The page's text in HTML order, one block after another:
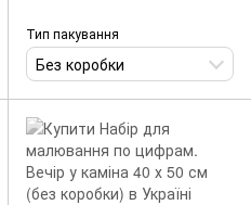
Тип пакування
Без коробки